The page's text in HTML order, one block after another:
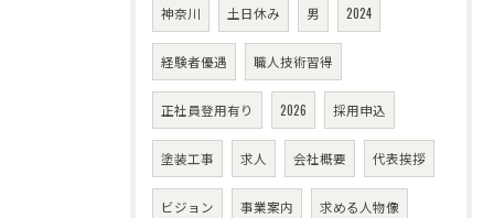
神奈川 土日休み 男 2024
経験者優遇 職人技術習得
正社員登用有り 2026 採用申込
塗装工事 求人 会社概要 代表挨拶
ビジョン 事業案内 求める人物像